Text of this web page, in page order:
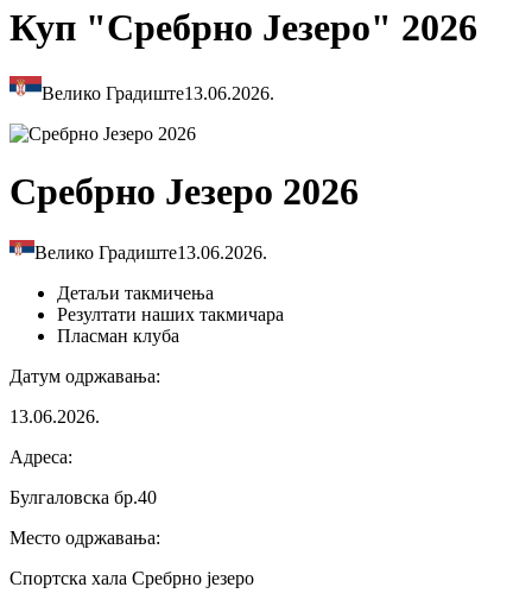
Куп "Сребрно Језеро" 2026
Велико Градиште13.06.2026.
Сребрно Језеро 2026
Велико Градиште13.06.2026.
Детаљи такмичења
Резултати наших такмичара
Пласман клуба
Датум одржавања:
13.06.2026.
Адреса:
Булгаловска бр.40
Место одржавања:
Спортска хала Сребрно језеро